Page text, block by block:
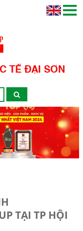
TẾ ĐẠI SƠN
TẠI TP HỘI